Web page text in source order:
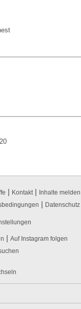
| Kontakt | Inhalte melden
| Datenschutz
| Auf Instagram folgen